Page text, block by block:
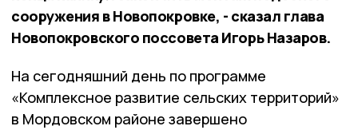
сооружения в Новопокровке, - сказал глава
Новопокровского поссовета Игорь Назаров.
На сегодняшний день по программе
«Комплексное развитие сельских территорий»
в Мордовском районе завершено